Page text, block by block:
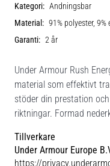
Kategori: Andningsbar
Material: 91% polyester, 9%
Garanti: 2 år
Under Armour Rush
material som effektivt
stöder din prestation
riktningar. Formad
Tillverkare
Under Armour Europe
https://